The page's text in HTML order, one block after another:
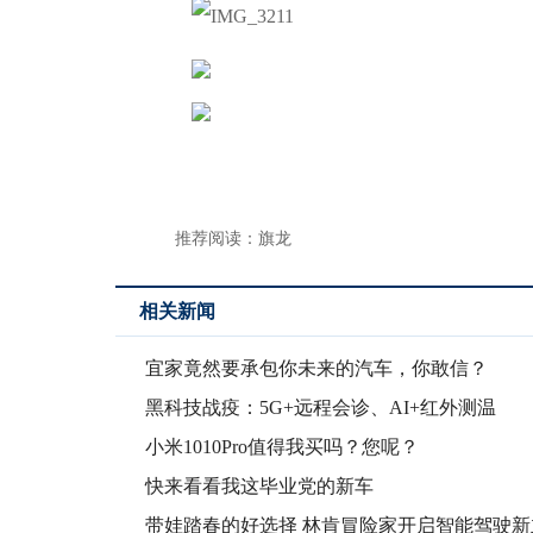
推荐阅读： 旗龙
相关新闻
宜家竟然要承包你未来的汽车，你敢信？
黑科技战疫：5G+远程会诊、AI+红外测温
小米1010Pro值得我买吗？您呢？
快来看看我这毕业党的新车
带娃踏春的好选择 林肯冒险家开启智能驾驶